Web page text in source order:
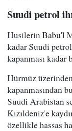
Suudi petrol
Husilerin Babu'l
kadar Suudi
kapanması kadar
Hürmüz
kapanmasından
Suudi Arabistan
Kızıldeniz'e
özellikle hassas